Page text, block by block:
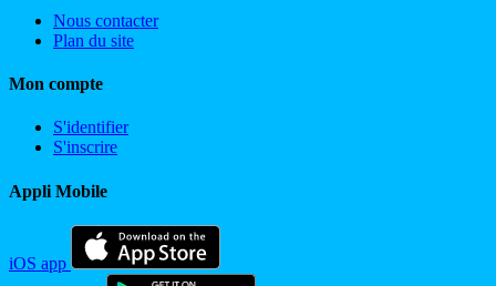
Nous contacter
Plan du site
Mon compte
S'identifier
S'inscrire
Appli Mobile
iOS app